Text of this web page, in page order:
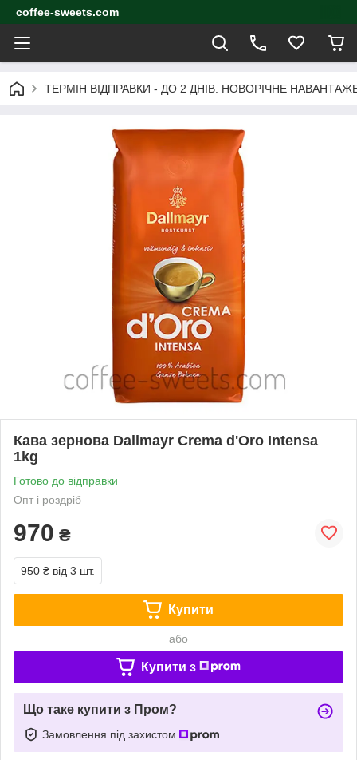
coffee-sweets.com
ТЕРМІН ВІДПРАВКИ - ДО 2 ДНІВ. НОВОРІЧНЕ
Кава зернова Dallmayr Crema d'Oro Intensa
1kg
Готово до відправки
Опт і роздріб
970 ₴
950 ₴ від 3 шт.
Купити
або
Купити з
Що таке купити з Пром?
Замовлення під захистом